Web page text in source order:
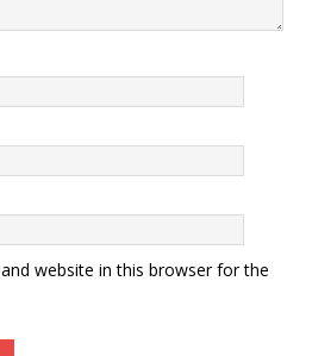
website in this browser for the